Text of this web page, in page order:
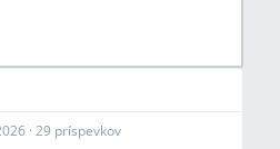
· 29 príspevkov